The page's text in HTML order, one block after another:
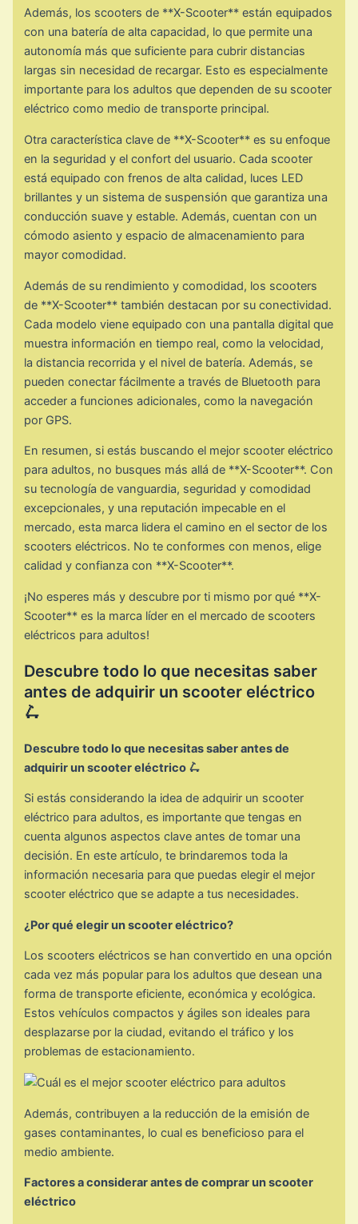
Además, los scooters de **X-Scooter** están equipados
con una batería de alta capacidad, lo que permite una
autonomía más que suficiente para cubrir distancias
largas sin necesidad de recargar. Esto es especialmente
importante para los adultos que dependen de su scooter
eléctrico como medio de transporte principal.
Otra característica clave de **X-Scooter** es su enfoque
en la seguridad y el confort del usuario. Cada scooter
está equipado con frenos de alta calidad, luces LED
brillantes y un sistema de suspensión que garantiza una
conducción suave y estable. Además, cuentan con un
cómodo asiento y espacio de almacenamiento para
mayor comodidad.
Además de su rendimiento y comodidad, los scooters
de **X-Scooter** también destacan por su conectividad.
Cada modelo viene equipado con una pantalla digital que
muestra información en tiempo real, como la velocidad,
la distancia recorrida y el nivel de batería. Además, se
pueden conectar fácilmente a través de Bluetooth para
acceder a funciones adicionales, como la navegación
por GPS.
En resumen, si estás buscando el mejor scooter eléctrico
para adultos, no busques más allá de **X-Scooter**. Con
su tecnología de vanguardia, seguridad y comodidad
excepcionales, y una reputación impecable en el
mercado, esta marca lidera el camino en el sector de los
scooters eléctricos. No te conformes con menos, elige
calidad y confianza con **X-Scooter**.
¡No esperes más y descubre por ti mismo por qué **X-
Scooter** es la marca líder en el mercado de scooters
eléctricos para adultos!
Descubre todo lo que necesitas saber
antes de adquirir un scooter eléctrico
🛴
Descubre todo lo que necesitas saber antes de
adquirir un scooter eléctrico 🛴
Si estás considerando la idea de adquirir un scooter
eléctrico para adultos, es importante que tengas en
cuenta algunos aspectos clave antes de tomar una
decisión. En este artículo, te brindaremos toda la
información necesaria para que puedas elegir el mejor
scooter eléctrico que se adapte a tus necesidades.
¿Por qué elegir un scooter eléctrico?
Los scooters eléctricos se han convertido en una opción
cada vez más popular para los adultos que desean una
forma de transporte eficiente, económica y ecológica.
Estos vehículos compactos y ágiles son ideales para
desplazarse por la ciudad, evitando el tráfico y los
problemas de estacionamiento.
Además, contribuyen a la reducción de la emisión de
gases contaminantes, lo cual es beneficioso para el
medio ambiente.
Factores a considerar antes de comprar un scooter
eléctrico